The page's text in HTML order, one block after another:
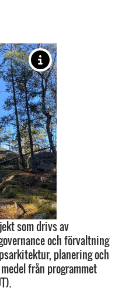
som drivs av
och förvaltning
planering och
från programmet